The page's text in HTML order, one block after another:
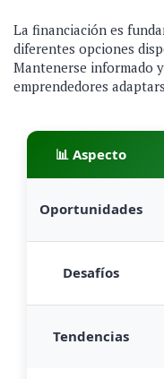
La financiación es
diferentes opciones
Mantenerse informado
emprendedores
📊 Aspecto
Oportunidades
Desafíos
Tendencias